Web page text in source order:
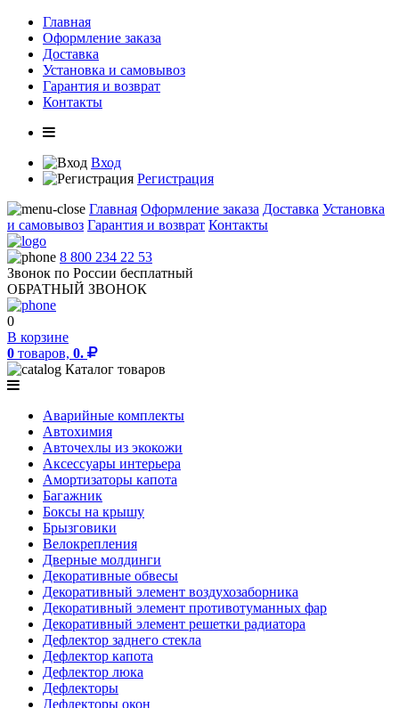
Главная
Оформление заказа
Доставка
Установка и самовывоз
Гарантия и возврат
Контакты
Вход
Регистрация
Главная Оформление заказа Доставка Установка
и самовывоз Гарантия и возврат Контакты
8 800 234 22 53
Звонок по России бесплатный
ОБРАТНЫЙ ЗВОНОК
0
В корзине
0 товаров, 0.
Каталог товаров
Аварийные комплекты
Автохимия
Авточехлы из экокожи
Аксессуары интерьера
Амортизаторы капота
Багажник
Боксы на крышу
Брызговики
Велокрепления
Дверные молдинги
Декоративные обвесы
Декоративный элемент воздухозаборника
Декоративный элемент противотуманных фар
Декоративный элемент решетки радиатора
Дефлектор заднего стекла
Дефлектор капота
Дефлектор люка
Дефлекторы
Дефлекторы окон